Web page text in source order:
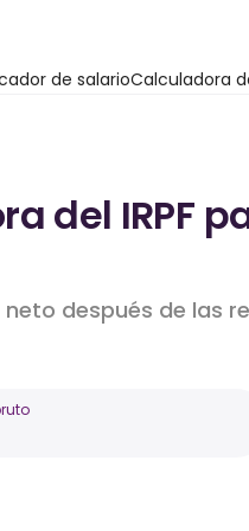
de salarioCalculadora
del IRPF
después de las